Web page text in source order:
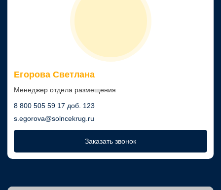
Егорова Светлана
Менеджер отдела размещения
8 800 505 59 17 доб. 123
s.egorova@solncekrug.ru
Заказать звонок